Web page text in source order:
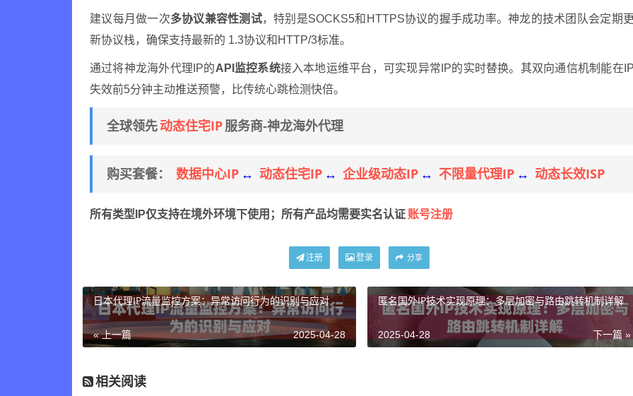
建议每月做一次多协议兼容性测试，特别是SOCKS5和HTTPS协议的握手成功率。神龙的技术团队会定期更
新协议栈，确保支持最新的 1.3协议和HTTP/3标准。
通过将神龙海外代理IP的API监控系统接入本地运维平台，可实现异常IP的实时替换。其双向通信机制能在IP
失效前5分钟主动推送预警，比传统心跳检测快倍。
全球领先 动态住宅IP 服务商-神龙海外代理
购买套餐： 数据中心IP ↔ 动态住宅IP ↔ 企业级动态IP ↔ 不限量代理IP ↔ 动态长效ISP
所有类型IP仅支持在境外环境下使用；所有产品均需要实名认证 账号注册
注册 登录 分享
日本代理IP流量监控方案：异常访问行为的识别与应对
« 上一篇 2025-04-28
匿名国外IP技术实现原理：多层加密与路由跳转机制详解
下一篇 »
2025-04-28
相关阅读